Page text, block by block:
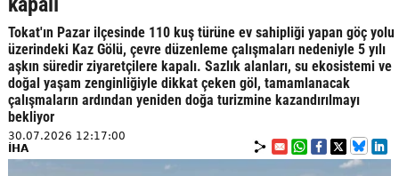
Tokat'ın Pazar ilçesinde 110 kuş türüne ev sahipliği yapan göç yolu
üzerindeki Kaz Gölü, çevre düzenleme çalışmaları nedeniyle 5 yılı
aşkın süredir ziyaretçilere kapalı. Sazlık alanları, su ekosistemi ve
doğal yaşam zenginliğiyle dikkat çeken göl, tamamlanacak
çalışmaların ardından yeniden doğa turizmine kazandırılmayı
bekliyor
30.07.2026 12:17:00
İHA